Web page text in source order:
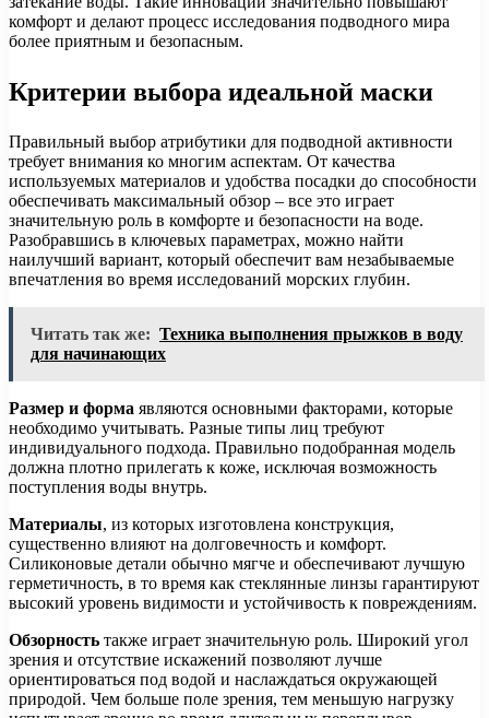
комфорт и делают процесс исследования подводного мира
более приятным и безопасным.
Критерии выбора идеальной маски
Правильный выбор атрибутики для подводной активности
требует внимания ко многим аспектам. От качества
используемых материалов и удобства посадки до способности
обеспечивать максимальный обзор – все это играет
значительную роль в комфорте и безопасности на воде.
Разобравшись в ключевых параметрах, можно найти
наилучший вариант, который обеспечит вам незабываемые
впечатления во время исследований морских глубин.
Читать так же: Техника выполнения прыжков в воду
для начинающих
Размер и форма являются основными факторами, которые
необходимо учитывать. Разные типы лиц требуют
индивидуального подхода. Правильно подобранная модель
должна плотно прилегать к коже, исключая возможность
поступления воды внутрь.
Материалы, из которых изготовлена конструкция,
существенно влияют на долговечность и комфорт.
Силиконовые детали обычно мягче и обеспечивают лучшую
герметичность, в то время как стеклянные линзы гарантируют
высокий уровень видимости и устойчивость к повреждениям.
Обзорность также играет значительную роль. Широкий угол
зрения и отсутствие искажений позволяют лучше
ориентироваться под водой и наслаждаться окружающей
природой. Чем больше поле зрения, тем меньшую нагрузку